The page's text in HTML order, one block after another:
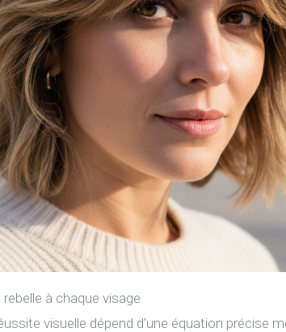
à chaque visage
visuelle dépend d’une équation précise